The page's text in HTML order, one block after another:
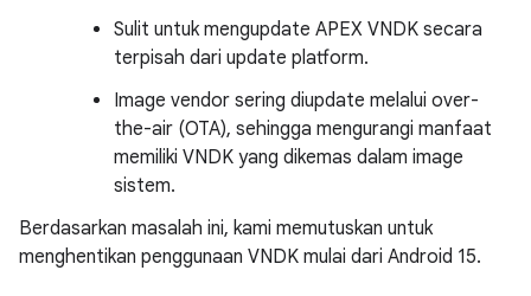
Sulit untuk mengupdate APEX VNDK secara
terpisah dari update platform.
Image vendor sering diupdate melalui over-
the-air (OTA), sehingga mengurangi manfaat
memiliki VNDK yang dikemas dalam image
sistem.
Berdasarkan masalah ini, kami memutuskan untuk
menghentikan penggunaan VNDK mulai dari Android 15.